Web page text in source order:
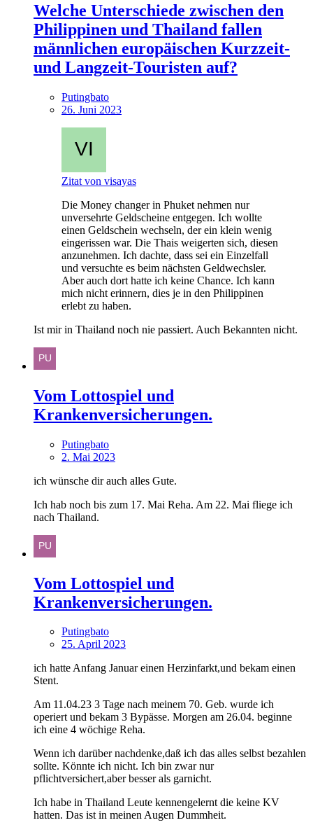
Welche Unterschiede zwischen den
Philippinen und Thailand fallen
männlichen europäischen Kurzzeit-
und Langzeit-Touristen auf?
Putingbato
26. Juni 2023
Zitat von visayas
Die Money changer in Phuket nehmen nur
unversehrte Geldscheine entgegen. Ich wollte
einen Geldschein wechseln, der ein klein wenig
eingerissen war. Die Thais weigerten sich, diesen
anzunehmen. Ich dachte, dass sei ein Einzelfall
und versuchte es beim nächsten Geldwechsler.
Aber auch dort hatte ich keine Chance. Ich kann
mich nicht erinnern, dies je in den Philippinen
erlebt zu haben.
Ist mir in Thailand noch nie passiert. Auch Bekannten nicht.
Vom Lottospiel und
Krankenversicherungen.
Putingbato
2. Mai 2023
ich wünsche dir auch alles Gute.
Ich hab noch bis zum 17. Mai Reha. Am 22. Mai fliege ich
nach Thailand.
Vom Lottospiel und
Krankenversicherungen.
Putingbato
25. April 2023
ich hatte Anfang Januar einen Herzinfarkt,und bekam einen
Stent.
Am 11.04.23 3 Tage nach meinem 70. Geb. wurde ich
operiert und bekam 3 Bypässe. Morgen am 26.04. beginne
ich eine 4 wöchige Reha.
Wenn ich darüber nachdenke,daß ich das alles selbst bezahlen
sollte. Könnte ich nicht. Ich bin zwar nur
pflichtversichert,aber besser als garnicht.
Ich habe in Thailand Leute kennengelernt die keine KV
hatten. Das ist in meinen Augen Dummheit.